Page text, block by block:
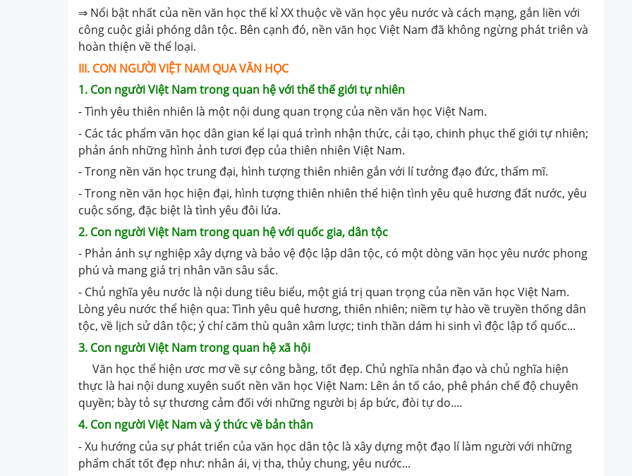
⇒ Nổi bật nhất của nền văn học thế kỉ XX thuộc về văn học yêu nước và cách mạng, gắn liền với
công cuộc giải phóng dân tộc. Bên cạnh đó, nền văn học Việt Nam đã không ngừng phát triên và
hoàn thiện về thể loại.
III. CON NGƯỜI VIỆT NAM QUA VĂN HỌC
1. Con người Việt Nam trong quan hệ với thế thế giới tự nhiên
- Tình yêu thiên nhiên là một nội dung quan trọng của nền văn học Việt Nam.
- Các tác phẩm văn học dân gian kể lại quá trình nhận thức, cải tạo, chinh phục thế giới tự nhiên;
phản ánh những hình ảnh tươi đẹp của thiên nhiên Việt Nam.
- Trong nền văn học trung đại, hình tượng thiên nhiên gắn với lí tưởng đạo đức, thẩm mĩ.
- Trong nền văn học hiện đại, hình tượng thiên nhiên thể hiện tình yêu quê hương đất nước, yêu
cuộc sống, đặc biệt là tình yêu đôi lứa.
2. Con người Việt Nam trong quan hệ với quốc gia, dân tộc
- Phản ánh sự nghiệp xây dựng và bảo vệ độc lập dân tộc, có một dòng văn học yêu nước phong
phú và mang giá trị nhân văn sâu sắc.
- Chủ nghĩa yêu nước là nội dung tiêu biểu, một giá trị quan trọng của nền văn học Việt Nam.
Lòng yêu nước thể hiện qua: Tình yêu quê hương, thiên nhiên; niềm tự hào về truyền thống dân
tộc, về lịch sử dân tộc; ý chí căm thù quân xâm lược; tinh thần dám hi sinh vì độc lập tổ quốc...
3. Con người Việt Nam trong quan hệ xã hội
Văn học thể hiện ươc mơ về sự công bằng, tốt đẹp. Chủ nghĩa nhân đạo và chủ nghĩa hiện
thực là hai nội dung xuyên suốt nền văn học Việt Nam: Lên án tố cáo, phê phán chế độ chuyên
quyền; bày tỏ sự thương cảm đối với những người bị áp bức, đòi tự do....
4. Con người Việt Nam và ý thức về bản thân
- Xu hướng của sự phát triển của văn học dân tộc là xây dựng một đạo lí làm người với những
phẩm chất tốt đẹp như: nhân ái, vị tha, thủy chung, yêu nước...